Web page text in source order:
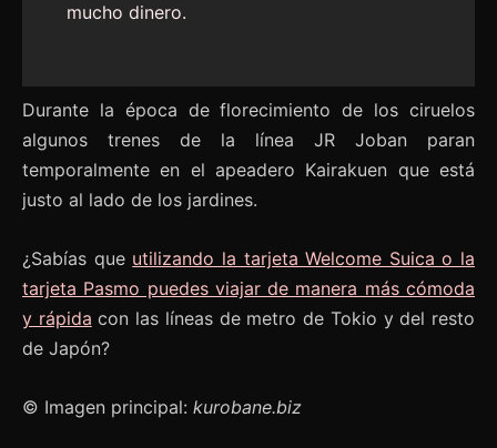
mucho dinero.
Durante la época de florecimiento de los ciruelos
algunos trenes de la línea JR Joban paran
temporalmente en el apeadero Kairakuen que está
justo al lado de los jardines.
¿Sabías que utilizando la tarjeta Welcome Suica o la
tarjeta Pasmo puedes viajar de manera más cómoda
y rápida con las líneas de metro de Tokio y del resto
de Japón?
© Imagen principal: kurobane.biz